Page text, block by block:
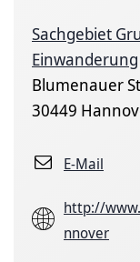
Sachgebiet
Einwanderung
Blumenauer
30449
E-Mail
http://
nnover